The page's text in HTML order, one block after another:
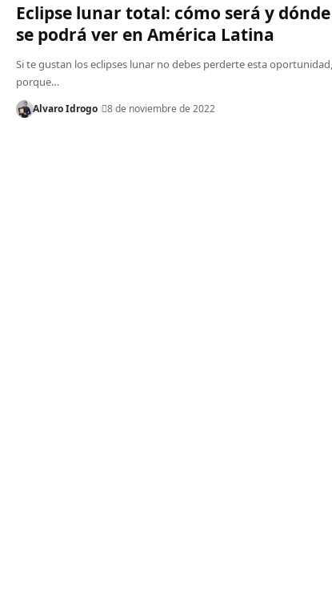
Eclipse lunar total: cómo será y dónde
se podrá ver en América Latina
Si te gustan los eclipses lunar no debes perderte esta oportunidad,
porque…
Alvaro Idrogo 8 de noviembre de 2022